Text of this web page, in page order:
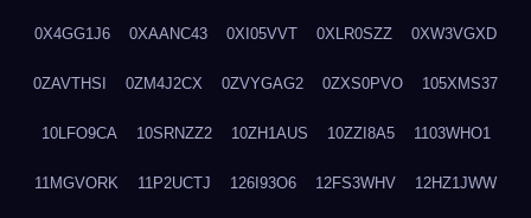
0X4GG1J6 0XAANC43 0XI05VVT 0XLR0SZZ 0XW3VGXD
0ZAVTHSI 0ZM4J2CX 0ZVYGAG2 0ZXS0PVO 105XMS37
10LFO9CA 10SRNZZ2 10ZH1AUS 10ZZI8A5 1103WHO1
11MGVORK 11P2UCTJ 126I93O6 12FS3WHV 12HZ1JWW